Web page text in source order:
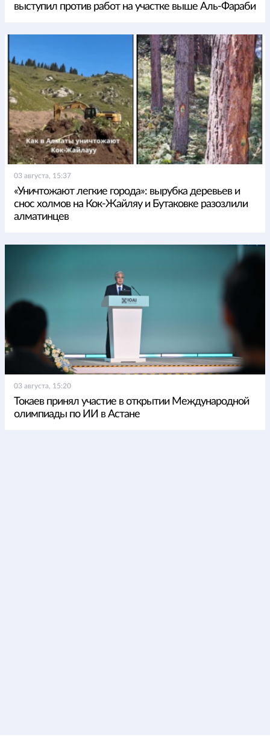
выступил против работ на участке выше Аль-Фараби
03 августа, 15:37
«Уничтожают легкие города»: вырубка деревьев и
снос холмов на Кок-Жайляу и Бутаковке разозлили
алматинцев
03 августа, 15:20
Токаев принял участие в открытии Международной
олимпиады по ИИ в Астане